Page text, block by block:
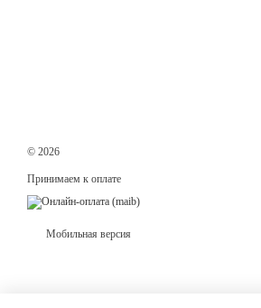
© 2026
Принимаем к оплате
Мобильная версия